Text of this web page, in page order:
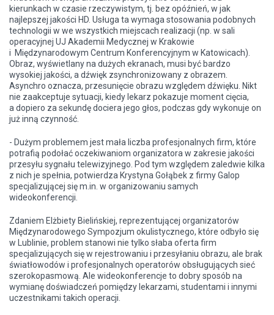
kierunkach w czasie rzeczywistym, tj. bez opóźnień, w jak
najlepszej jakości HD. Usługa ta wymaga stosowania podobnych
technologii w we wszystkich miejscach realizacji (np. w sali
operacyjnej UJ Akademii Medycznej w Krakowie
i Międzynarodowym Centrum Konferencyjnym w Katowicach).
Obraz, wyświetlany na dużych ekranach, musi być bardzo
wysokiej jakości, a dźwięk zsynchronizowany z obrazem.
Asynchro oznacza, przesunięcie obrazu względem dźwięku. Nikt
nie zaakceptuje sytuacji, kiedy lekarz pokazuje moment cięcia,
a dopiero za sekundę dociera jego głos, podczas gdy wykonuje on
już inną czynność.
- Dużym problemem jest mała liczba profesjonalnych firm, które
potrafią podołać oczekiwaniom organizatora w zakresie jakości
przesyłu sygnału telewizyjnego. Pod tym względem zaledwie kilka
z nich je spełnia, potwierdza Krystyna Gołąbek z firmy Galop
specjalizującej się m.in. w organizowaniu samych
wideokonferencji.
Zdaniem Elżbiety Bielińskiej, reprezentującej organizatorów
Międzynarodowego Sympozjum okulistycznego, które odbyło się
w Lublinie, problem stanowi nie tylko słaba oferta firm
specjalizujących się w rejestrowaniu i przesyłaniu obrazu, ale brak
światłowodów i profesjonalnych operatorów obsługujących sieć
szerokopasmową. Ale wideokonferencje to dobry sposób na
wymianę doświadczeń pomiędzy lekarzami, studentami i innymi
uczestnikami takich operacji.